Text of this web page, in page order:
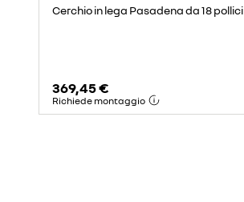
Cerchio in lega Pasadena da 18 pollici
369,45 €
Richiede montaggio